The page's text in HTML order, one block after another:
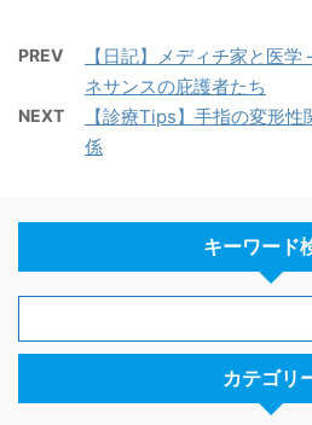
PREV
【日記】メディチ家と医
ネサンスの庇護者たち
NEXT
【診療Tips】手指の変形
係
キーワード
カテゴリ